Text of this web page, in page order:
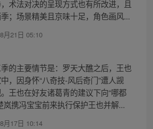
术法对决的呈现方式也有所改进，且
；场景精美且京味十足，角色画风...
月21日 05:10
季的主要情节是：罗天大醮之后，王也
，因身怀“八奇技-风后奇门”遭人觊
王也在好友诸葛青的建议下向“哪都
岚携冯宝宝前来执行保护王也并解...
月17日 10:14